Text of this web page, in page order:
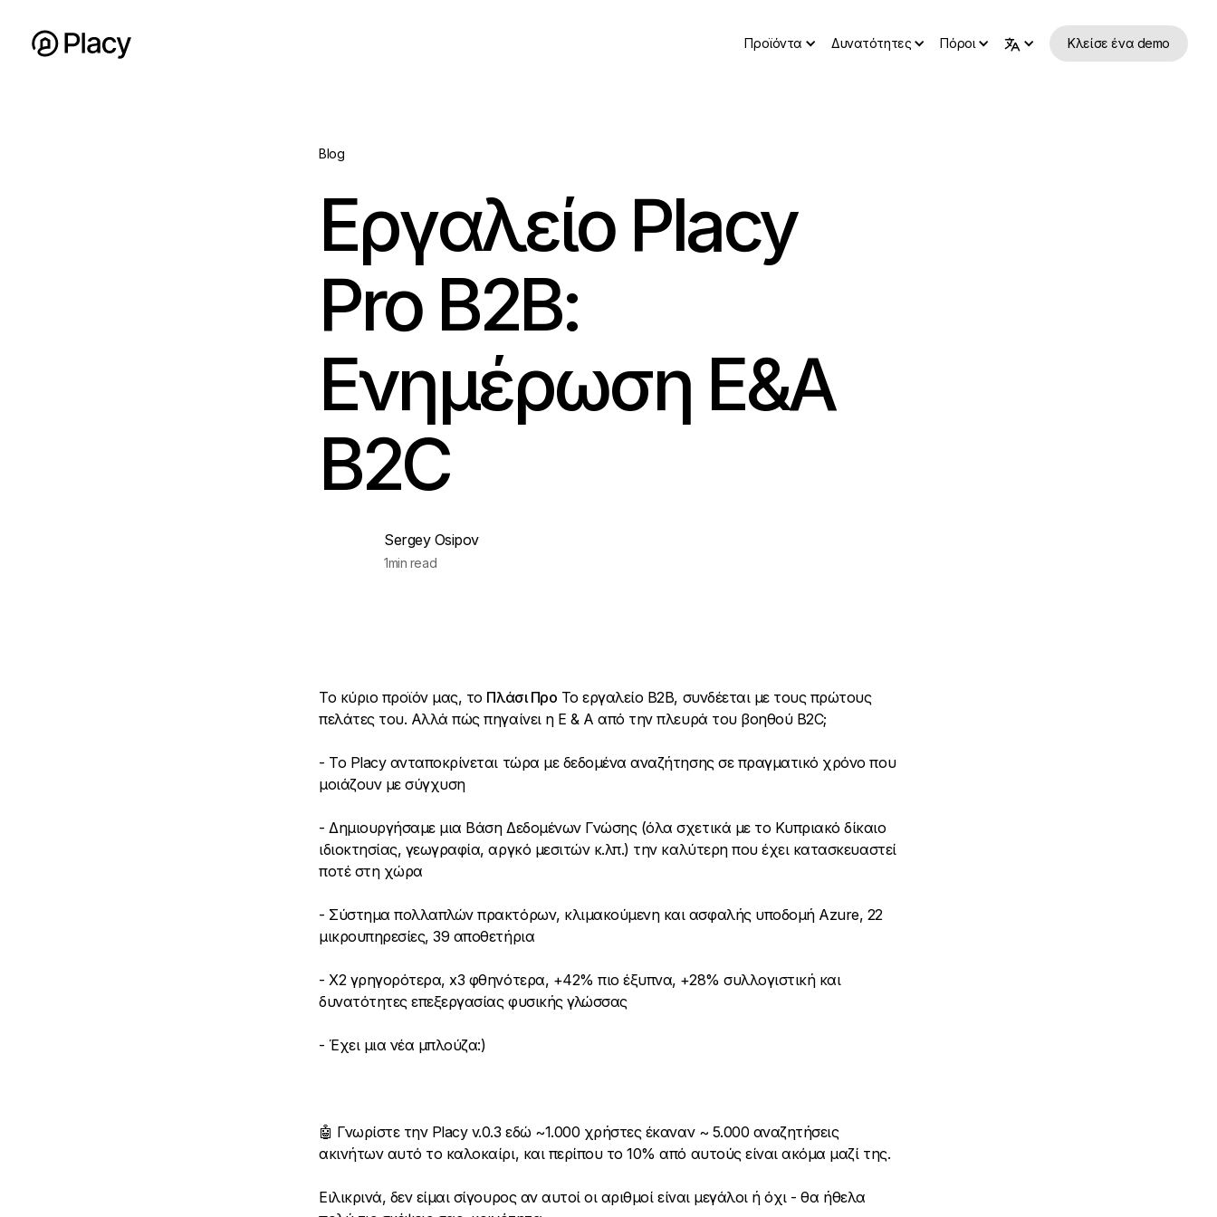
Προϊόντα Δυνατότητες Πόροι Κλείσε ένα demo
Blog
Εργαλείο Placy
Pro B2B:
Ενημέρωση Ε&Α
B2C
Sergey Osipov
1min read
Το κύριο προϊόν μας, το Πλάσι Προ Το εργαλείο B2B, συνδέεται με τους πρώτους
πελάτες του. Αλλά πώς πηγαίνει η Ε & Α από την πλευρά του βοηθού B2C;
- Το Placy ανταποκρίνεται τώρα με δεδομένα αναζήτησης σε πραγματικό χρόνο που
μοιάζουν με σύγχυση
- Δημιουργήσαμε μια Βάση Δεδομένων Γνώσης (όλα σχετικά με το Κυπριακό δίκαιο
ιδιοκτησίας, γεωγραφία, αργκό μεσιτών κ.λπ.) την καλύτερη που έχει κατασκευαστεί
ποτέ στη χώρα
- Σύστημα πολλαπλών πρακτόρων, κλιμακούμενη και ασφαλής υποδομή Azure, 22
μικρουπηρεσίες, 39 αποθετήρια
- Χ2 γρηγορότερα, x3 φθηνότερα, +42% πιο έξυπνα, +28% συλλογιστική και
δυνατότητες επεξεργασίας φυσικής γλώσσας
- Έχει μια νέα μπλούζα:)
🤖 Γνωρίστε την Placy v.0.3 εδώ ~1.000 χρήστες έκαναν ~ 5.000 αναζητήσεις
ακινήτων αυτό το καλοκαίρι, και περίπου το 10% από αυτούς είναι ακόμα μαζί της.
Ειλικρινά, δεν είμαι σίγουρος αν αυτοί οι αριθμοί είναι μεγάλοι ή όχι - θα ήθελα